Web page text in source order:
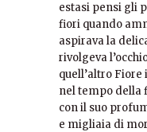
estasi pensi gli
fiori quando
aspirava la
rivolgeva
quell’altro
nel tempo della
con il suo
e migliaia di